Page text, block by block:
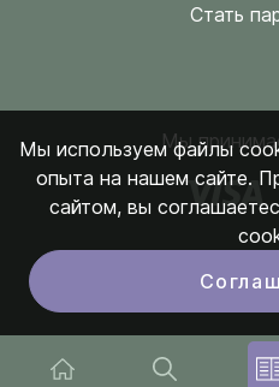
Стать
Мы
Мы используем файлы
опыта на нашем сайте.
сайтом, вы